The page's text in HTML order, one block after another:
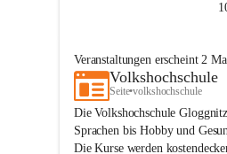
Veranstaltungenerscheint2
Volkshochschule
Seite•volkshochschule
Die Volkshochschule
Sprachen bis Hobby und
Die Kurse werden